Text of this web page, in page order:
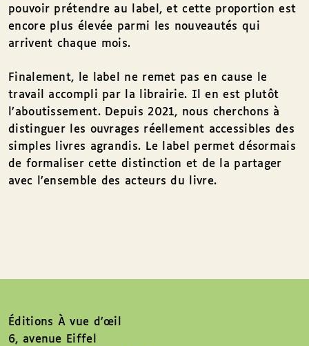
pouvoir prétendre au label, et cette proportion est
encore plus élevée parmi les nouveautés qui
arrivent chaque mois.
Finalement, le label ne remet pas en cause le
travail accompli par la librairie. Il en est plutôt
l’aboutissement. Depuis 2021, nous cherchons à
distinguer les ouvrages réellement accessibles des
simples livres agrandis. Le label permet désormais
de formaliser cette distinction et de la partager
avec l’ensemble des acteurs du livre.
Éditions À vue d’œil
6, avenue Eiffel